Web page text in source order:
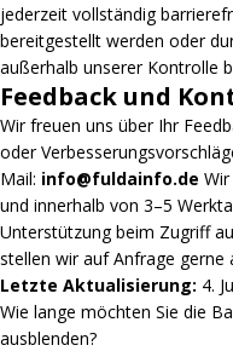
jederzeit vollständig
bereitgestellt werden oder
außerhalb unserer Kontrolle
Feedback und
Wir freuen uns über Ihr
oder
Mail: info@fuldainfo.de
und innerhalb von 3–5
Unterstützung beim Zugriff
stellen wir auf Anfrage gerne
Letzte Aktualisierung: 4.
Wie lange möchten Sie die
ausblenden?